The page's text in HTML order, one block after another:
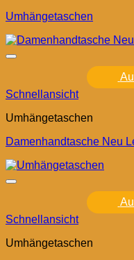
Umhängetaschen
Schnellansicht
Umhängetaschen
Damenhandtasche Neu
Schnellansicht
Umhängetaschen